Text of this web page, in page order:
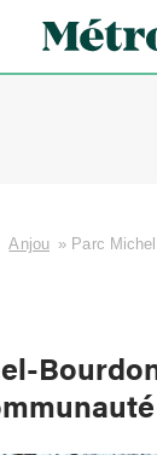
Anjou » Parc